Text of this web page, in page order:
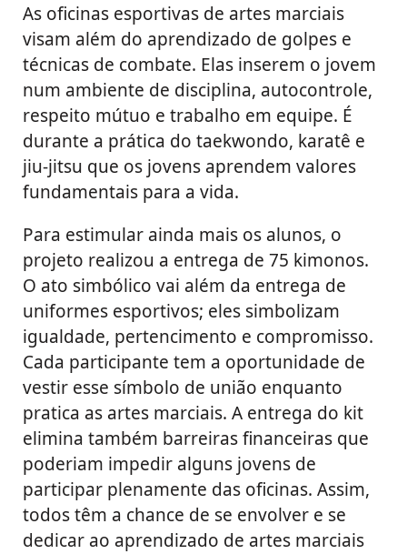
As oficinas esportivas de artes marciais
visam além do aprendizado de golpes e
técnicas de combate. Elas inserem o jovem
num ambiente de disciplina, autocontrole,
respeito mútuo e trabalho em equipe. É
durante a prática do taekwondo, karatê e
jiu-jitsu que os jovens aprendem valores
fundamentais para a vida.
Para estimular ainda mais os alunos, o
projeto realizou a entrega de 75 kimonos.
O ato simbólico vai além da entrega de
uniformes esportivos; eles simbolizam
igualdade, pertencimento e compromisso.
Cada participante tem a oportunidade de
vestir esse símbolo de união enquanto
pratica as artes marciais. A entrega do kit
elimina também barreiras financeiras que
poderiam impedir alguns jovens de
participar plenamente das oficinas. Assim,
todos têm a chance de se envolver e se
dedicar ao aprendizado de artes marciais